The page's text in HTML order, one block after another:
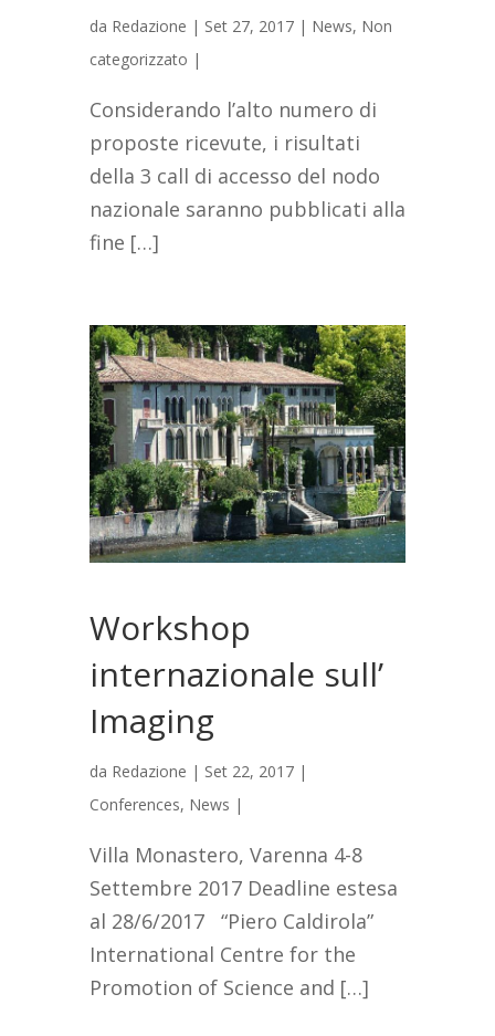
da Redazione | Set 27, 2017| News, Non
categorizzato |
Considerando l’alto numero di
proposte ricevute, i risultati
della 3 call di accesso del nodo
nazionale saranno pubblicati alla
fine […]
Workshop
internazionale sull’
Imaging
da Redazione | Set 22, 2017|
Conferences, News |
Villa Monastero, Varenna 4-8
Settembre 2017 Deadline estesa
al 28/6/2017 “Piero Caldirola”
International Centre for the
Promotion of Science and […]